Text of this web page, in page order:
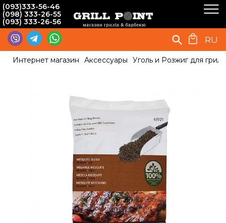
(093)333-56-46
(098) 333-26-55
(093) 333-26-56
RU
Интернет магазин Аксессуары Уголь и Розжиг для гриля